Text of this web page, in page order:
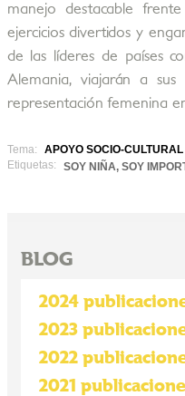
manejo destacable
ejercicios divertidos y
de las líderes de países
Alemania, viajarán a
representación femenina
Tema:
APOYO SOCIO-CULTURAL
Etiquetas:
SOY NIÑA, SOY
BLOG
2024
2023
2022
2021